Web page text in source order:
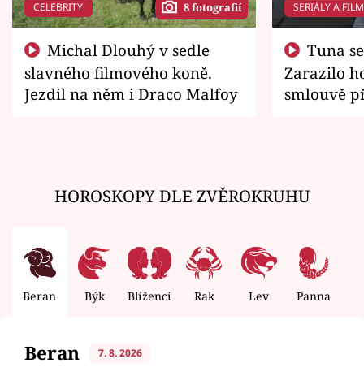
CELEBRITY 8 fotografií
slavného filmového koně.
Jezdil na něm i Draco Malfoy
SERIÁLY A
Zarazilo
smlouvě
HOROSKOPY DLE ZVĚROKRUHU
Beran Býk Blíženci Rak Lev Panna
Beran 7. 8. 2026